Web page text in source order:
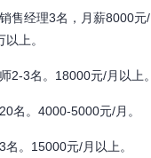
售经理3名，月薪8000元/
上。
2-3名。18000元/月以上。
名。4000-5000元/月。
。15000元/月以上。